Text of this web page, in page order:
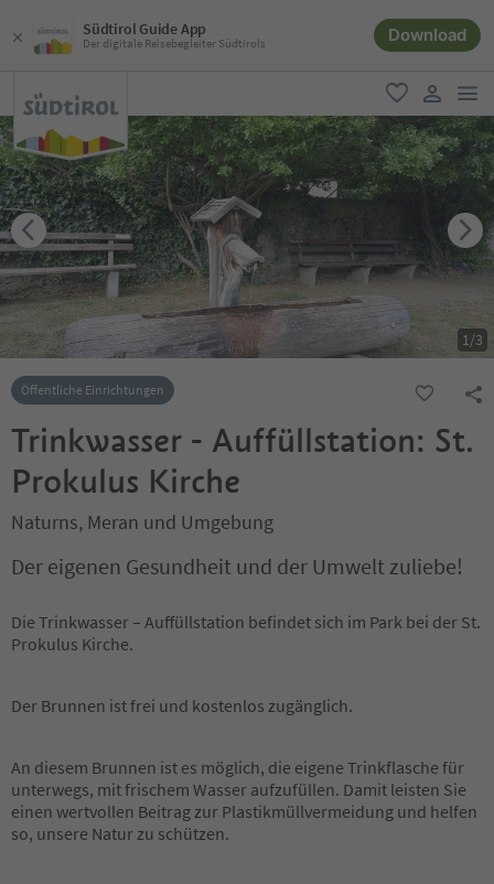
Südtirol Guide App
Der digitale Reisebegleiter Südtirols Download
favorit
user link
1/3
Öffentliche Einrichtungen
Trinkwasser - Auffüllstation: St.
Prokulus Kirche
Naturns, Meran und Umgebung
Der eigenen Gesundheit und der Umwelt zuliebe!
Die Trinkwasser – Auffüllstation befindet sich im Park bei der St.
Prokulus Kirche.
Der Brunnen ist frei und kostenlos zugänglich.
An diesem Brunnen ist es möglich, die eigene Trinkflasche für
unterwegs, mit frischem Wasser aufzufüllen. Damit leisten Sie
einen wertvollen Beitrag zur Plastikmüllvermeidung und helfen
so, unsere Natur zu schützen.